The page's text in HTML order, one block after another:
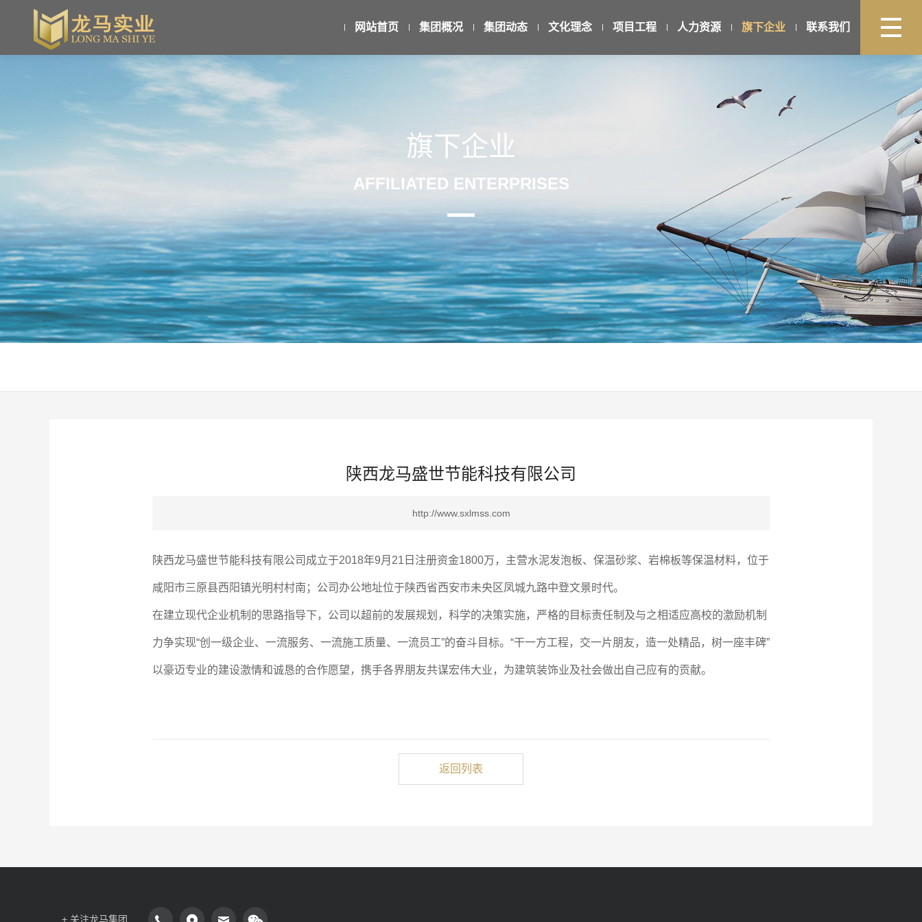
网站首页 集团概况 集团动态 文化理念 项目工程 人力资源 旗下企业 联系我们
旗下企业
AFFILIATED ENTERPRISES
陕西龙马盛世节能科技有限公司
http://www.sxlmss.com
陕西龙马盛世节能科技有限公司成立于2018年9月21日注册资金1800万，主营水泥发泡板、保温砂浆、岩棉板等保温材料，位于
咸阳市三原县西阳镇光明村村南；公司办公地址位于陕西省西安市未央区凤城九路中登文景时代。
在建立现代企业机制的思路指导下，公司以超前的发展规划，科学的决策实施，严格的目标责任制及与之相适应高校的激励机制
力争实现“创一级企业、一流服务、一流施工质量、一流员工”的奋斗目标。“干一方工程，交一片朋友，造一处精品，树一座丰碑”
以豪迈专业的建设激情和诚恳的合作愿望，携手各界朋友共谋宏伟大业，为建筑装饰业及社会做出自己应有的贡献。
返回列表
+ 关注龙马集团